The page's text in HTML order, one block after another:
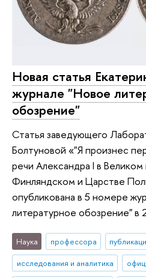
Новая статья
журнале "Новое
обозрение"
Статья заведующего
Болтуновой «"Я произнес
речи Александра I в
Финляндском и Царстве
опубликована в 5 номере
литературное обозрение" в
Наука профессора
исследования и аналитика